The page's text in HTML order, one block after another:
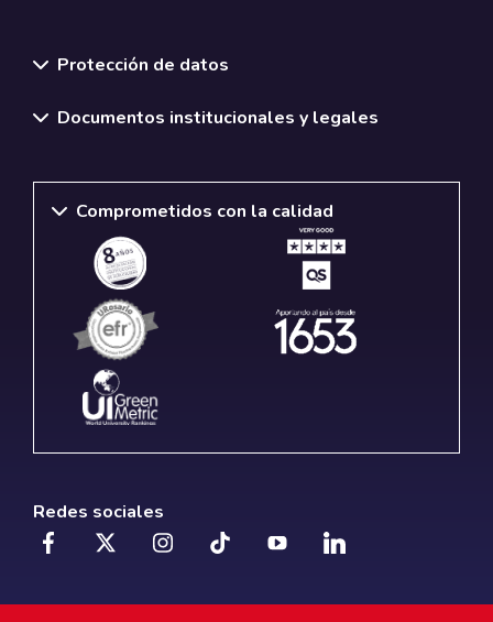
Protección de datos
Documentos institucionales y legales
Comprometidos con la calidad
Redes sociales